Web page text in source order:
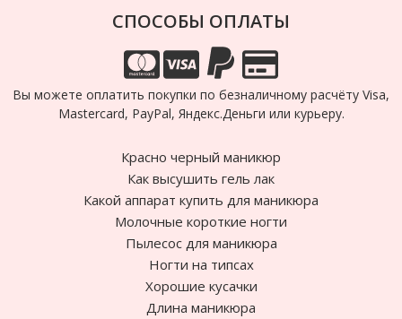
СПОСОБЫ ОПЛАТЫ
Вы можете оплатить покупки по безналичному расчёту Visa,
Mastercard, PayPal, Яндекс.Деньги или курьеру.
Красно черный маникюр
Как высушить гель лак
Какой аппарат купить для маникюра
Молочные короткие ногти
Пылесос для маникюра
Ногти на типсах
Хорошие кусачки
Длина маникюра